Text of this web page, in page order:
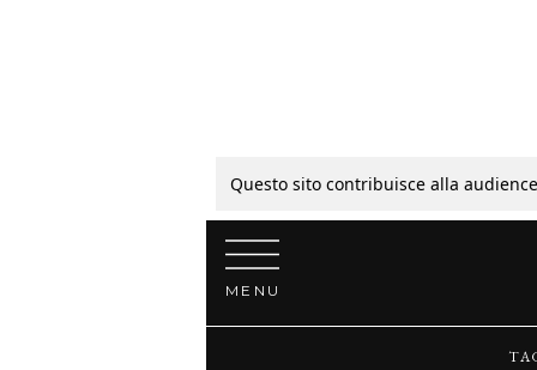
Questo sito contribuisce alla
Vai al contenuto
MENU